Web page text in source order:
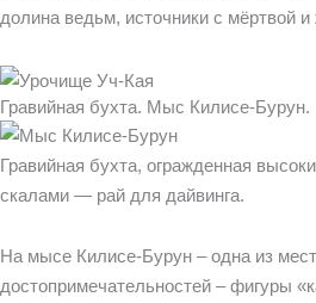
долина ведьм, источники с мёртвой
Гравийная бухта. Мыс Килисе-Бурун.
Гравийная бухта, огражденная
скалами — рай для дайвинга.
На мысе Килисе-Бурун – одна из
достопримечательностей – фигуры